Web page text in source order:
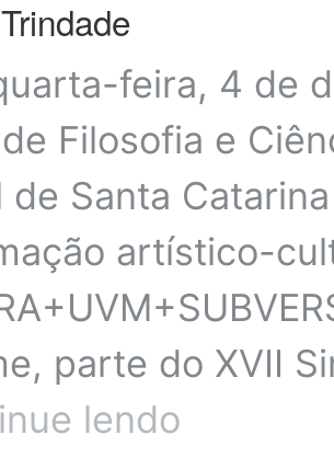
feira, 4 de
Filosofia e
de Santa
artístico-
parte do XVII
lendo